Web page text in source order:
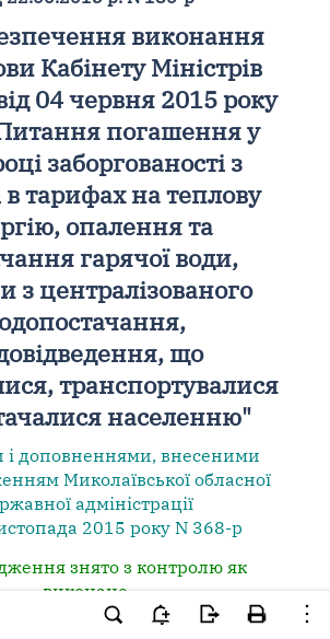
виконання
Кабінету Міністрів
04 червня 2015 року
погашення у
заборгованості з
в тарифах на теплову
опалення та
гарячої води,
з централізованого
що
транспортувалися
населенню"
і доповненнями, внесеними
Миколаївської обласної
адміністрації
2015 року N 368-р
знято з контролю як
виконане
Миколаївської